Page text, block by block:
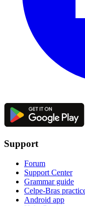
Support
Forum
Support Center
Grammar guide
Celpe-Bras
Android app